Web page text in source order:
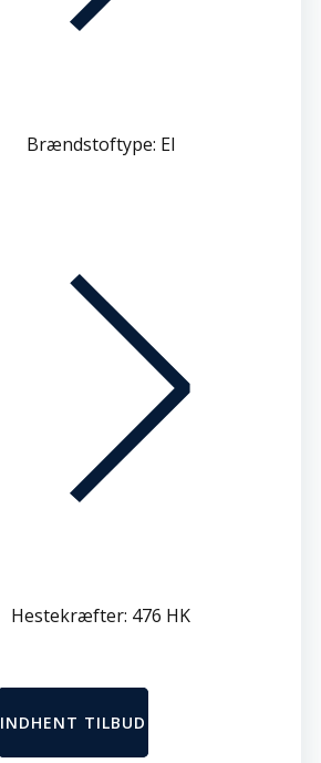
Brændstoftype: El
Hestekræfter: 476 HK
INDHENT TILBUD